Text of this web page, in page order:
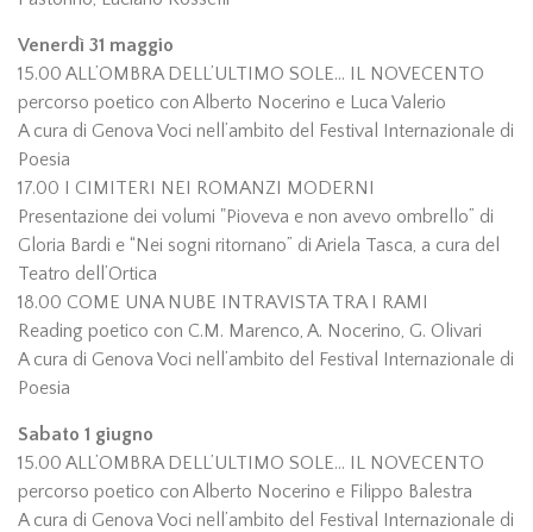
Venerdì 31 maggio
15.00 ALL’OMBRA DELL’ULTIMO SOLE… IL NOVECENTO
percorso poetico con Alberto Nocerino e Luca Valerio
A cura di Genova Voci nell’ambito del Festival Internazionale di
Poesia
17.00 I CIMITERI NEI ROMANZI MODERNI
Presentazione dei volumi "Pioveva e non avevo ombrello” di
Gloria Bardi e “Nei sogni ritornano” di Ariela Tasca, a cura del
Teatro dell’Ortica
18.00 COME UNA NUBE INTRAVISTA TRA I RAMI
Reading poetico con C.M. Marenco, A. Nocerino, G. Olivari
A cura di Genova Voci nell’ambito del Festival Internazionale di
Poesia
Sabato 1 giugno
15.00 ALL’OMBRA DELL’ULTIMO SOLE… IL NOVECENTO
percorso poetico con Alberto Nocerino e Filippo Balestra
A cura di Genova Voci nell’ambito del Festival Internazionale di